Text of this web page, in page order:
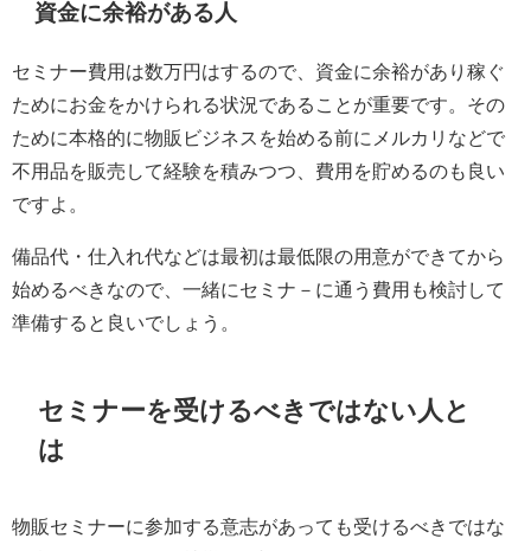
資金に余裕がある人
セミナー費用は数万円はするので、資金に余裕があり稼ぐ
ためにお金をかけられる状況であることが重要です。その
ために本格的に物販ビジネスを始める前にメルカリなどで
不用品を販売して経験を積みつつ、費用を貯めるのも良い
ですよ。
備品代・仕入れ代などは最初は最低限の用意ができてから
始めるべきなので、一緒にセミナ－に通う費用も検討して
準備すると良いでしょう。
セミナーを受けるべきではない人と
は
物販セミナーに参加する意志があっても受けるべきではな